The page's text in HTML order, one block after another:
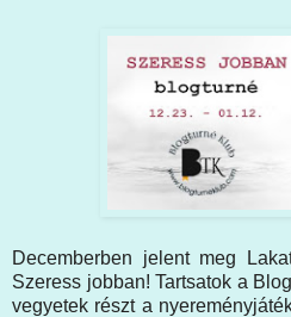
Decemberben jelent meg
Szeress jobban! Tartsatok a
vegyetek részt a